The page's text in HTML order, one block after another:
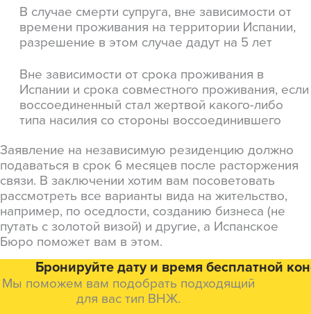
В случае смерти супруга, вне зависимости от
времени проживания на территории Испании,
разрешение в этом случае дадут на 5 лет
Вне зависимости от срока проживания в
Испании и срока совместного проживания, если
воссоединенный стал жертвой какого-либо
типа насилия со стороны воссоединившего
Заявление на независимую резиденцию должно
подаваться в срок 6 месяцев после расторжения
связи. В заключении хотим вам посоветовать
рассмотреть все варианты вида на жительство,
например, по оседлости, созданию бизнеса (не
путать с золотой визой) и другие, а Испанское
Бюро поможет вам в этом.
Бронируйте дату и время бесплатной
Мы поможем вам подобрать подходящий
для вас тип ВНЖ.